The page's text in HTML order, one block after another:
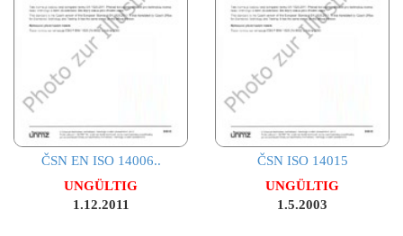
ČSN EN ISO 14006..
UNGÜLTIG
1.12.2011
ČSN ISO 14015
UNGÜLTIG
1.5.2003